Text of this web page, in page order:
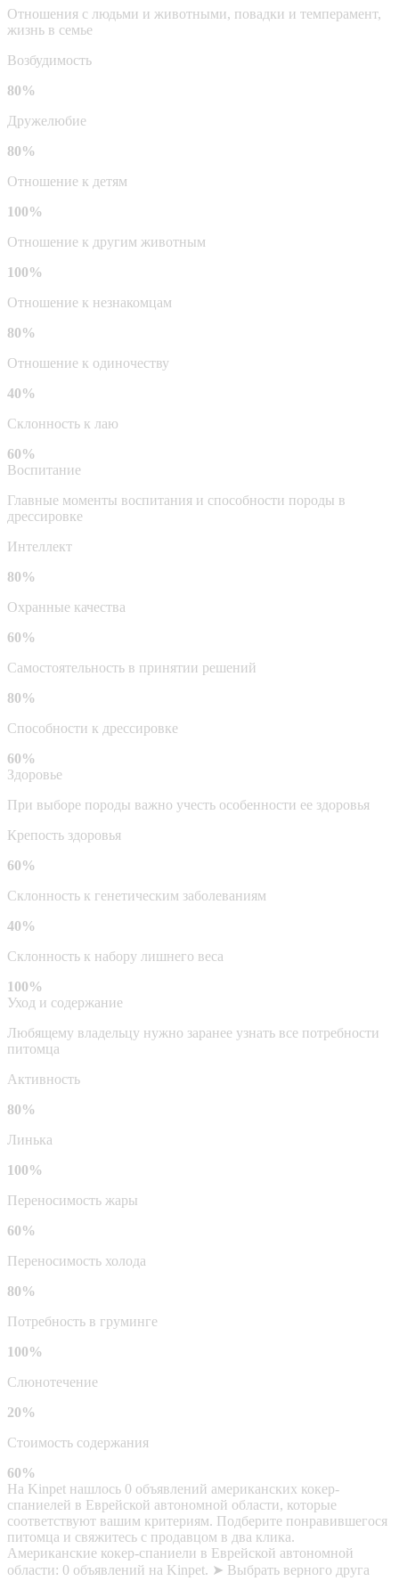
Отношения с людьми и животными, повадки и темперамент,
жизнь в семье
Возбудимость
80%
Дружелюбие
80%
Отношение к детям
100%
Отношение к другим животным
100%
Отношение к незнакомцам
80%
Отношение к одиночеству
40%
Склонность к лаю
60%
Воспитание
Главные моменты воспитания и способности породы в
дрессировке
Интеллект
80%
Охранные качества
60%
Самостоятельность в принятии решений
80%
Способности к дрессировке
60%
Здоровье
При выборе породы важно учесть особенности ее здоровья
Крепость здоровья
60%
Склонность к генетическим заболеваниям
40%
Склонность к набору лишнего веса
100%
Уход и содержание
Любящему владельцу нужно заранее узнать все потребности
питомца
Активность
80%
Линька
100%
Переносимость жары
60%
Переносимость холода
80%
Потребность в груминге
100%
Слюнотечение
20%
Стоимость содержания
60%
На Kinpet нашлось 0 объявлений американских кокер-
спаниелей в Еврейской автономной области, которые
соответствуют вашим критериям. Подберите понравившегося
питомца и свяжитесь с продавцом в два клика.
Американские кокер-спаниели в Еврейской автономной
области: 0 объявлений на Kinpet. ➤ Выбрать верного друга